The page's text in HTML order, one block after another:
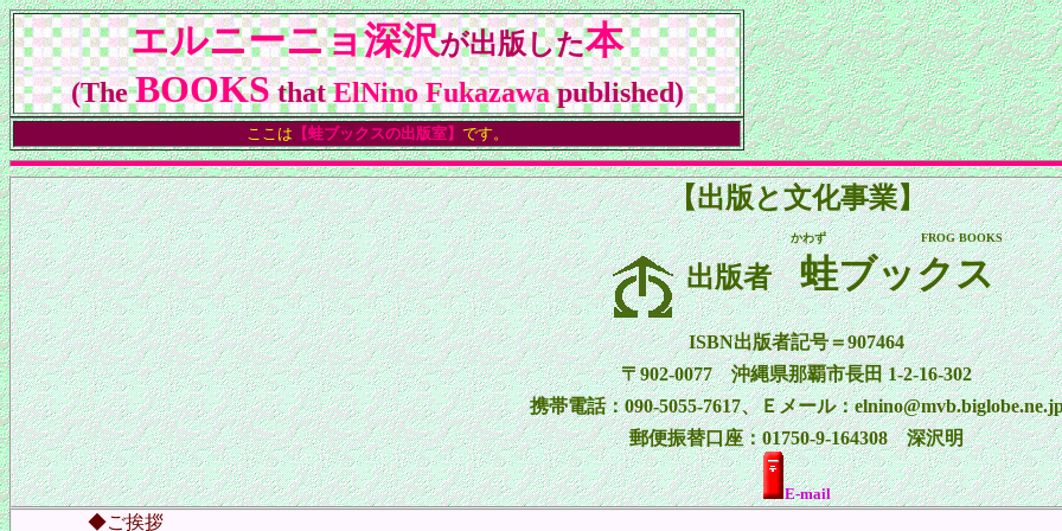
エルニーニョ深沢が出版した本
(TheBOOKSthatElNino Fukazawapublished)
ここは 【蛙ブックスの出版室】 です。
【出版と文化事業】
かわず FROG BOOKS
出版者 蛙ブックス
ISBN出版者記号＝907464
〒902-0077 沖縄県那覇市長田 1-2-16-302
携帯電話：090-5055-7617、Ｅメール：
郵便振替口座：01750-9-164308 深沢明
E-mail
◆ご挨拶